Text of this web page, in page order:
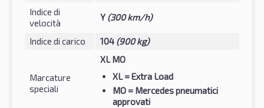
Indice di
velocità
Y (300 km/h)
Indice di carico 104 (900 kg)
Marcature
speciali
XL MO
XL= Extra Load
MO = Mercedes pneumatici
approvati